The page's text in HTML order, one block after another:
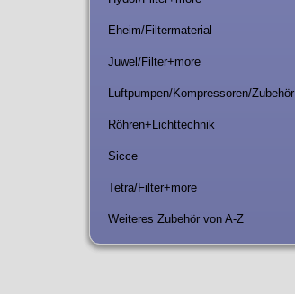
Eheim/Filtermaterial
Juwel/Filter+more
Luftpumpen/Kompressoren/Zubehör
Röhren+Lichttechnik
Sicce
Tetra/Filter+more
Weiteres Zubehör von A-Z